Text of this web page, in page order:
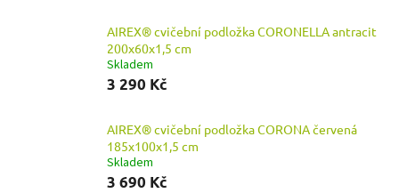
AIREX® cvičební podložka CORONELLA antracit
200x60x1,5 cm
Skladem
3 290 Kč
AIREX® cvičební podložka CORONA červená
185x100x1,5 cm
Skladem
3 690 Kč